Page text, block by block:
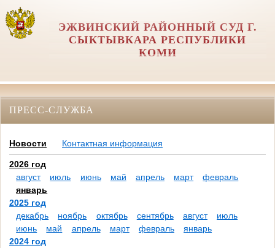
ЭЖВИНСКИЙ РАЙОННЫЙ СУД Г.
СЫКТЫВКАРА РЕСПУБЛИКИ
КОМИ
ПРЕСС-СЛУЖБА
Новости Контактная информация
2026 год
август
июль июнь май апрель март
февраль
январь
2025 год
декабрь
ноябрь октябрь сентябрь август
июль
июнь
май апрель март февраль
январь
2024 год